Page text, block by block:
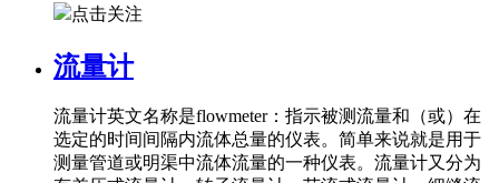
点击关注
流量计
流量计英文名称是flowmeter：指示被测流量和（或）在
选定的时间间隔内流体总量的仪表。简单来说就是用于
测量管道或明渠中流体流量的一种仪表。流量计又分为